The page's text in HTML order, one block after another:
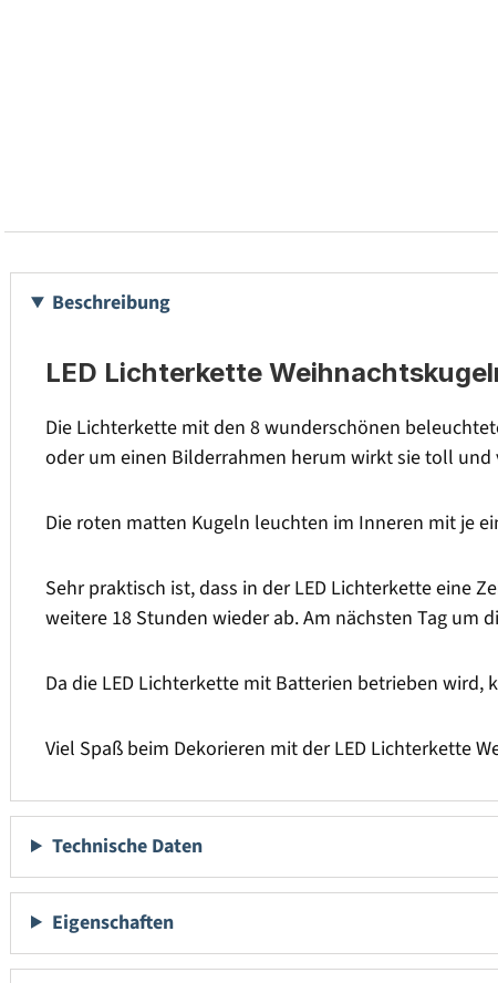
Beschreibung
LED Lichterkette
Die Lichterkette mit den 8 wunderschönen
oder um einen Bilderrahmen herum wirkt sie toll
Die roten matten Kugeln leuchten im Inneren mit je
Sehr praktisch ist, dass in der LED Lichterkette eine
weitere 18 Stunden wieder ab. Am nächsten Tag
Da die LED Lichterkette mit Batterien betrieben
Viel Spaß beim Dekorieren mit der LED Lichterkette
Technische Daten
Eigenschaften